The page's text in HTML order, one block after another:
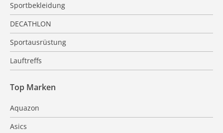
Sportbekleidung
DECATHLON
Sportausrüstung
Lauftreffs
Top Marken
Aquazon
Asics